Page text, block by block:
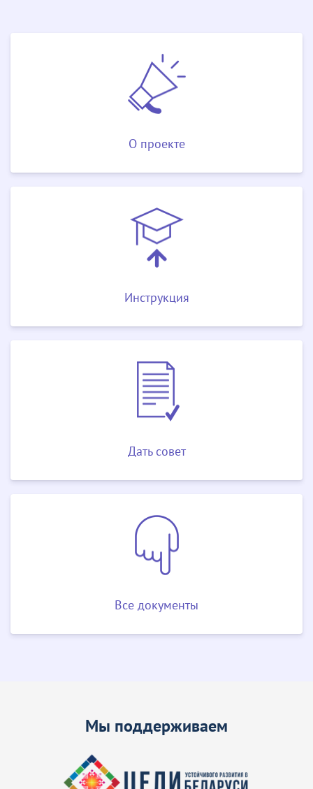
О проекте
Инструкция
Дать совет
Все документы
Мы поддерживаем